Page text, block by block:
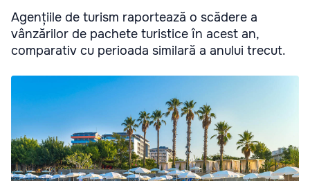
Agențiile de turism raportează o scădere a
vânzărilor de pachete turistice în acest an,
comparativ cu perioada similară a anului trecut.